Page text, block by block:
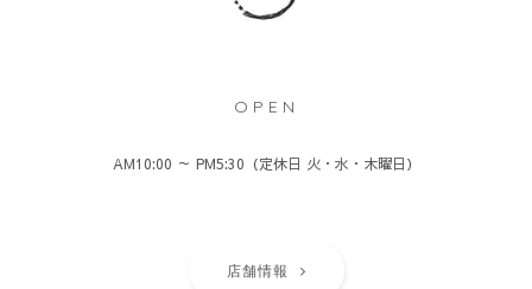
OPEN
AM10:00 ～ PM5:30（定休日 火・水・木曜日）
店舗情報